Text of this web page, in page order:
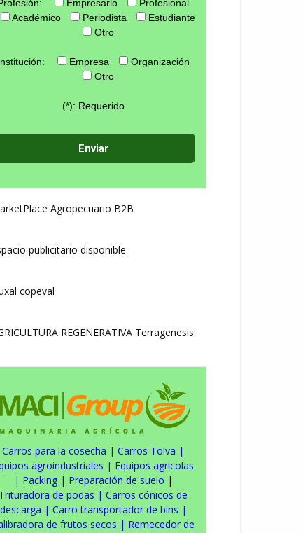
Empresario
Profesional
Académico
Periodista
Estudiante
Otro
Empresa
Organización
Otro
(*): Requerido
Carros para la cosecha | Carros Tolva |
agroindustriales | Equipos agrícolas
| Packing| Preparación de suelo |
Trituradora de podas | Carros cónicos de
descarga | Carro transportador de bins |
de frutos secos | Remecedor de